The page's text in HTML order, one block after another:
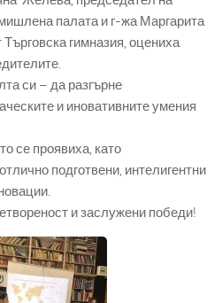
палата и г-жа Маргарита
гимназия, оцениха
си – да разгърне
и иновативните умения
се проявиха, като
подготвени, интелигентни
и заслужени победи!